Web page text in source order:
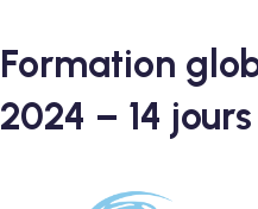
Formation
2024 – 14 jours